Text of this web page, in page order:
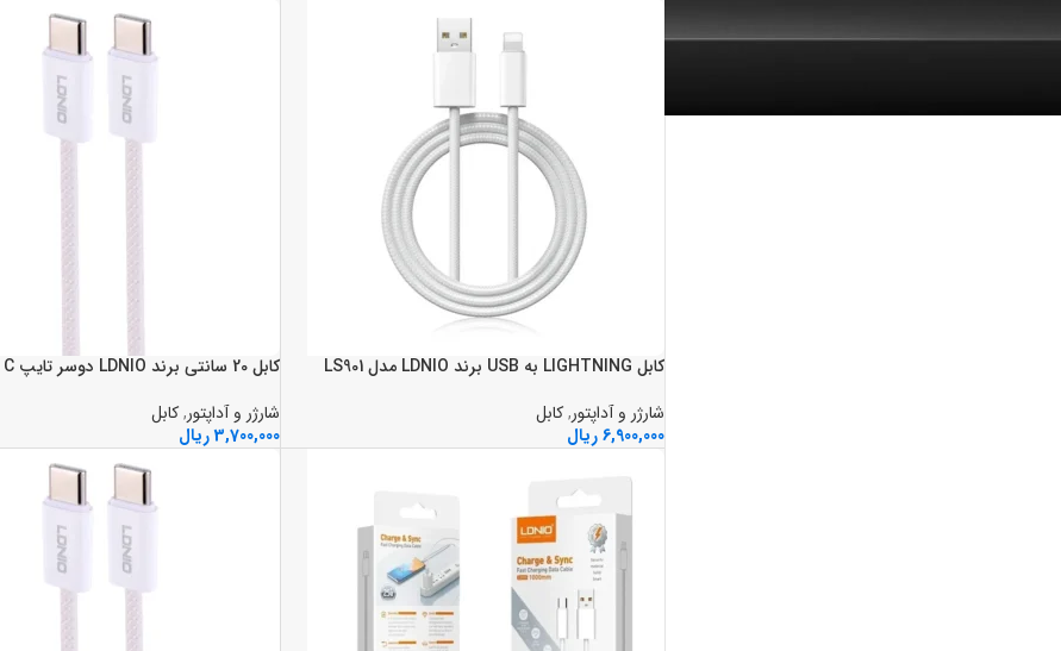
کابل LIGHTNING به USB برند LDNIO مدل LS901
شارژر و آداپتور, کابل
6,900,000 ریال
کابل 20 سانتي برند LDNIO دوسر تايپ C مدل LC901C
شارژر و آداپتور,کابل
3,700,000ریال